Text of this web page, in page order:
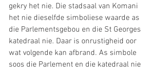
gekry het nie. Die stadsaal van Komani
het nie dieselfde simboliese waarde as
die Parlementsgebou en die St Georges
katedraal nie. Daar is onrustigheid oor
wat volgende kan afbrand. As simbole
soos die Parlement en die katedraal nie